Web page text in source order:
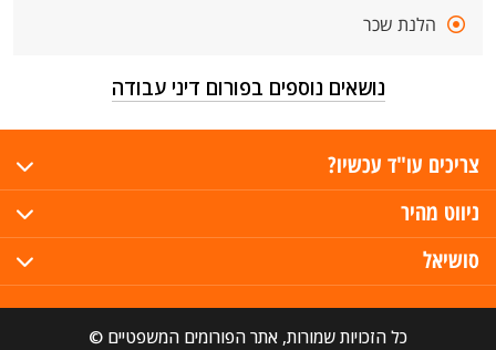
הלנת שכר
נושאים נוספים בפורום דיני עבודה
צריכים עו"ד עכשיו?
ניווט מהיר
סושיאל
כל הזכויות שמורות, אתר הפורומים המשפטיים ©